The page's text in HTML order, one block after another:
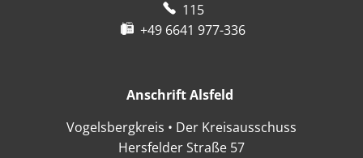
115
+49 6641 977-336
Anschrift Alsfeld
Vogelsbergkreis • Der Kreisausschuss
Hersfelder Straße 57